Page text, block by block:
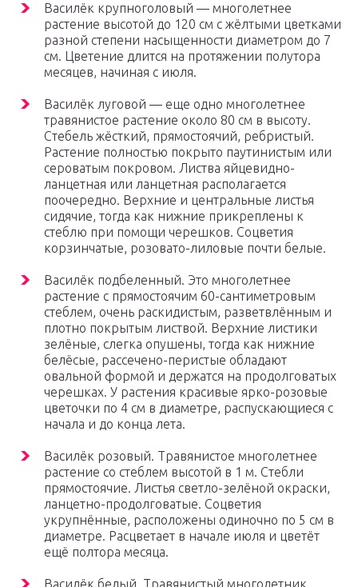
Василёк крупноголовый — многолетнее
растение высотой до 120 см с жёлтыми цветками
разной степени насыщенности диаметром до 7
см. Цветение длится на протяжении полутора
месяцев, начиная с июля.
Василёк луговой — еще одно многолетнее
травянистое растение около 80 см в высоту.
Стебель жёсткий, прямостоячий, ребристый.
Растение полностью покрыто паутинистым или
сероватым покровом. Листва яйцевидно-
ланцетная или ланцетная располагается
поочередно. Верхние и центральные листья
сидячие, тогда как нижние прикреплены к
стеблю при помощи черешков. Соцветия
корзинчатые, розовато-лиловые почти белые.
Василёк подбеленный. Это многолетнее
растение с прямостоячим 60-сантиметровым
стеблем, очень раскидистым, разветвлённым и
плотно покрытым листвой. Верхние листики
зелёные, слегка опушены, тогда как нижние
белёсые, рассечено-перистые обладают
овальной формой и держатся на продолговатых
черешках. У растения красивые ярко-розовые
цветочки по 4 см в диаметре, распускающиеся с
начала и до конца лета.
Василёк розовый. Травянистое многолетнее
растение со стеблем высотой в 1 м. Стебли
прямостоячие. Листья светло-зелёной окраски,
ланцетно-продолговатые. Соцветия
укрупнённые, расположены одиночно по 5 см в
диаметре. Расцветает в начале июля и цветёт
ещё полтора месяца.
Василёк белый. Травянистый многолетник